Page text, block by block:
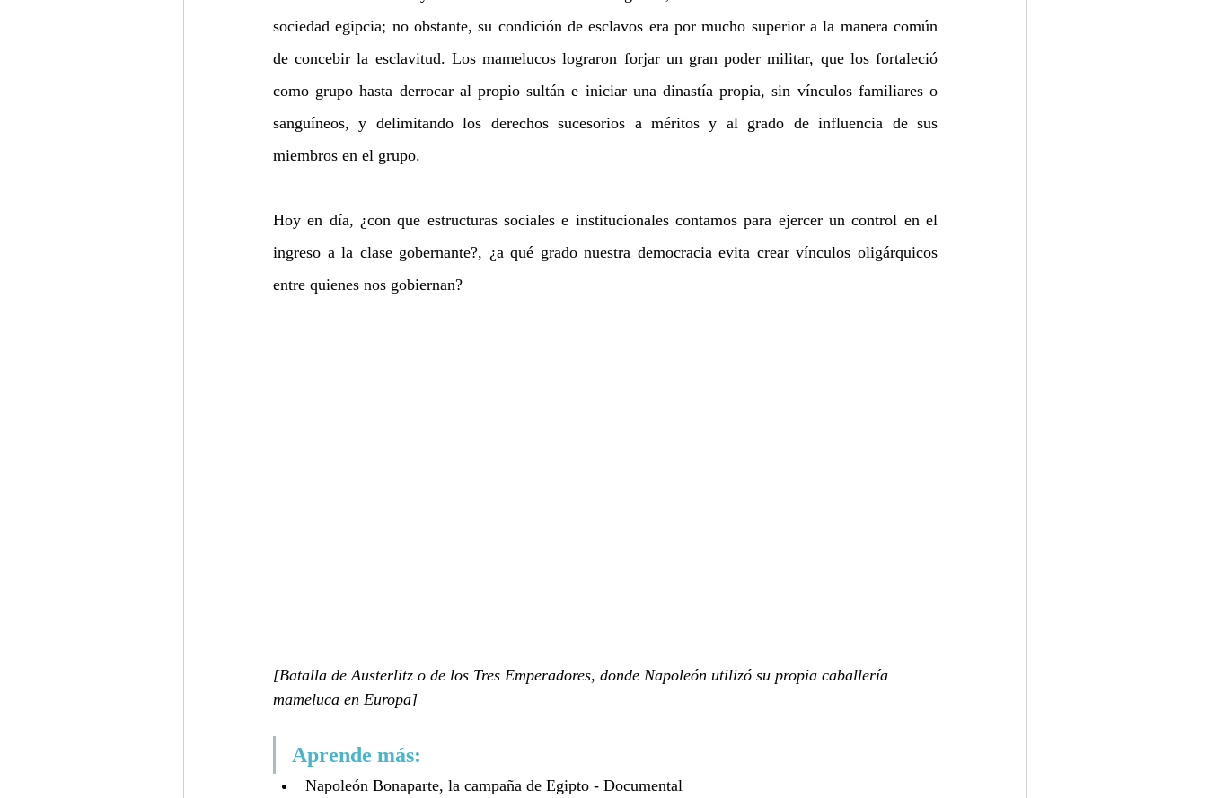
sociedad egipcia; no obstante, su condición de esclavos era por mucho superior a la manera común
de concebir la esclavitud. Los mamelucos lograron forjar un gran poder militar, que los fortaleció
como grupo hasta derrocar al propio sultán e iniciar una dinastía propia, sin vínculos familiares o
sanguíneos, y delimitando los derechos sucesorios a méritos y al grado de influencia de sus
miembros en el grupo.
Hoy en día, ¿con que estructuras sociales e institucionales contamos para ejercer un control en el
ingreso a la clase gobernante?, ¿a qué grado nuestra democracia evita crear vínculos oligárquicos
entre quienes nos gobiernan?
[Batalla de Austerlitz o de los Tres Emperadores, donde Napoleón utilizó su propia caballería
mameluca en Europa]
Aprende más:
Napoleón Bonaparte, la campaña de Egipto - Documental